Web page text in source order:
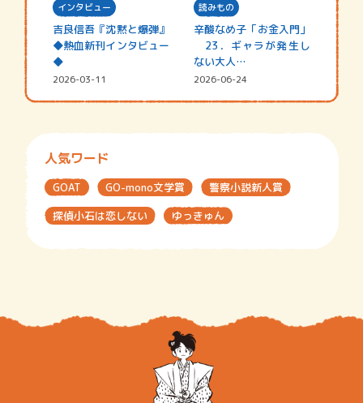
インタビュー
吉良信吾『沈黙と爆弾』
◆熱血新刊インタビュー
◆
2026-03-11
読みもの
辛酸なめ子「お金入門」
23．ギャラが発生し
ない大人…
2026-06-24
人気ワード
GOAT GO-mono文学賞
警察小説新人賞
探偵小石は恋しない
ゆっきゅん